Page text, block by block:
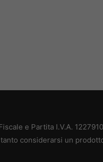
e Partita I.V.A.
considerarsi un